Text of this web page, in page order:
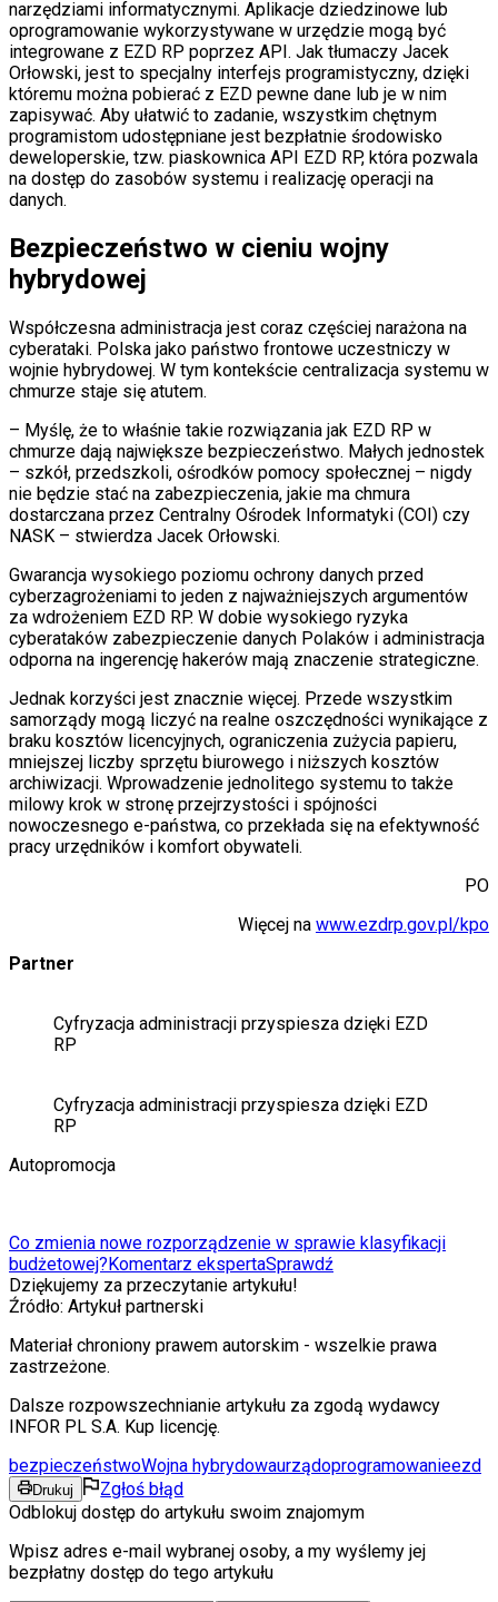
narzędziami informatycznymi. Aplikacje dziedzinowe lub
oprogramowanie wykorzystywane w urzędzie mogą być
integrowane z EZD RP poprzez API. Jak tłumaczy Jacek
Orłowski, jest to specjalny interfejs programistyczny, dzięki
któremu można pobierać z EZD pewne dane lub je w nim
zapisywać. Aby ułatwić to zadanie, wszystkim chętnym
programistom udostępniane jest bezpłatnie środowisko
deweloperskie, tzw. piaskownica API EZD RP, która pozwala
na dostęp do zasobów systemu i realizację operacji na
danych.
Bezpieczeństwo w cieniu wojny
hybrydowej
Współczesna administracja jest coraz częściej narażona na
cyberataki. Polska jako państwo frontowe uczestniczy w
wojnie hybrydowej. W tym kontekście centralizacja systemu w
chmurze staje się atutem.
– Myślę, że to właśnie takie rozwiązania jak EZD RP w
chmurze dają największe bezpieczeństwo. Małych jednostek
– szkół, przedszkoli, ośrodków pomocy społecznej – nigdy
nie będzie stać na zabezpieczenia, jakie ma chmura
dostarczana przez Centralny Ośrodek Informatyki (COI) czy
NASK – stwierdza Jacek Orłowski.
Gwarancja wysokiego poziomu ochrony danych przed
cyberzagrożeniami to jeden z najważniejszych argumentów
za wdrożeniem EZD RP. W dobie wysokiego ryzyka
cyberataków zabezpieczenie danych Polaków i administracja
odporna na ingerencję hakerów mają znaczenie strategiczne.
Jednak korzyści jest znacznie więcej. Przede wszystkim
samorządy mogą liczyć na realne oszczędności wynikające z
braku kosztów licencyjnych, ograniczenia zużycia papieru,
mniejszej liczby sprzętu biurowego i niższych kosztów
archiwizacji. Wprowadzenie jednolitego systemu to także
milowy krok w stronę przejrzystości i spójności
nowoczesnego e-państwa, co przekłada się na efektywność
pracy urzędników i komfort obywateli.
PO
Więcej na www.ezdrp.gov.pl/kpo
Partner
Cyfryzacja administracji przyspiesza dzięki EZD
RP
Cyfryzacja administracji przyspiesza dzięki EZD
RP
Autopromocja
Co zmienia nowe rozporządzenie w sprawie klasyfikacji
budżetowej? Komentarz ekspertaSprawdź
Dziękujemy za przeczytanie artykułu!
Źródło: Artykuł partnerski
Materiał chroniony prawem autorskim - wszelkie prawa
zastrzeżone.
Dalsze rozpowszechnianie artykułu za zgodą wydawcy
INFOR PL S.A. Kup licencję.
bezpieczeństwoWojna hybrydowaurządoprogramowanieezd
Drukuj
Zgłoś błąd
Odblokuj dostęp do artykułu swoim znajomym
Wpisz adres e-mail wybranej osoby, a my wyślemy jej
bezpłatny dostęp do tego artykułu